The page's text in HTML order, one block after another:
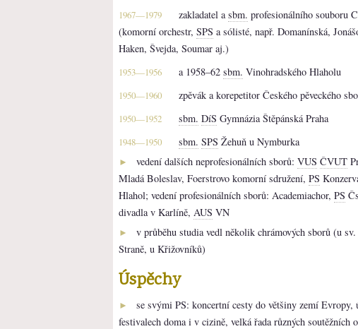
1967—1979 zakladatel a sbm. profesionálního souboru
(komorní orchestr, SPS a sólisté, např. Domanínská,
Haken, Švejda, Soumar aj.)
1953—1956 a 1958–62 sbm. Vinohradského Hlaholu
1950—1960 zpěvák a korepetitor Českého pěveckého
1950—1952 sbm. DíS Gymnázia Štěpánská Praha
1948—1950 sbm. SPS Žehuň u Nymburka
► vedení dalších neprofesionálních sborů: VUS ČVUT
Mladá Boleslav, Foerstrovo komorní sdružení, PS
Hlahol; vedení profesionálních sborů: Academiachor, PS
divadla v Karlíně, AUS VN
►
v průběhu studia vedl několik chrámových sborů (u
Straně, u Křižovníků)
Úspěchy
►
se svými PS: koncertní cesty do většiny zemí Evropy,
festivalech doma i v cizině, velká řada různých soutěžních